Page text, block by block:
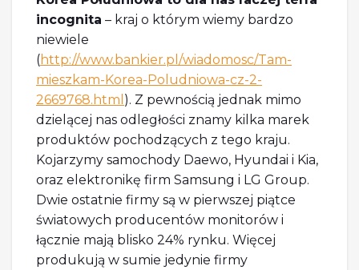
incognita – kraj o którym wiemy bardzo
niewiele
(http://www.bankier.pl/wiadomosc/Tam-
mieszkam-Korea-Poludniowa-cz-2-
2669768.html ). Z pewnością jednak mimo
dzielącej nas odległości znamy kilka marek
produktów pochodzących z tego kraju.
Kojarzymy samochody Daewo, Hyundai i Kia,
oraz elektronikę firm Samsung i LG Group.
Dwie ostatnie firmy są w pierwszej piątce
światowych producentów monitorów i
łącznie mają blisko 24% rynku. Więcej
produkują w sumie jedynie firmy